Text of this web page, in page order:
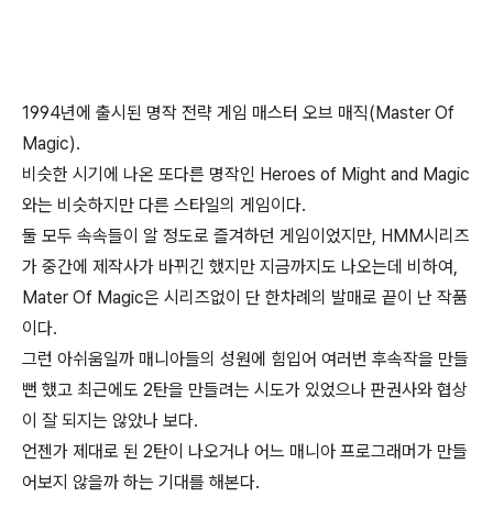
1994년에 출시된 명작 전략 게임 매스터 오브 매직(Master Of
Magic).
비슷한 시기에 나온 또다른 명작인 Heroes of Might and Magic
와는 비슷하지만 다른 스타일의 게임이다.
둘 모두 속속들이 알 정도로 즐겨하던 게임이었지만, HMM시리즈
가 중간에 제작사가 바뀌긴 했지만 지금까지도 나오는데 비하여,
Mater Of Magic은 시리즈없이 단 한차례의 발매로 끝이 난 작품
이다.
그런 아쉬움일까 매니아들의 성원에 힘입어 여러번 후속작을 만들
뻔 했고 최근에도 2탄을 만들려는 시도가 있었으나 판권사와 협상
이 잘 되지는 않았나 보다.
언젠가 제대로 된 2탄이 나오거나 어느 매니아 프로그래머가 만들
어보지 않을까 하는 기대를 해본다.